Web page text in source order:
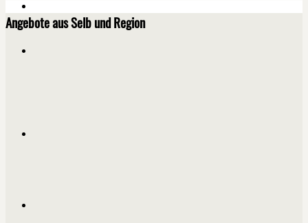
Angebote aus Selb und Region